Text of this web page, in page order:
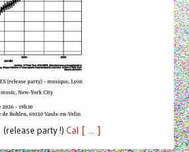
(release party !) Cal [ ... ]